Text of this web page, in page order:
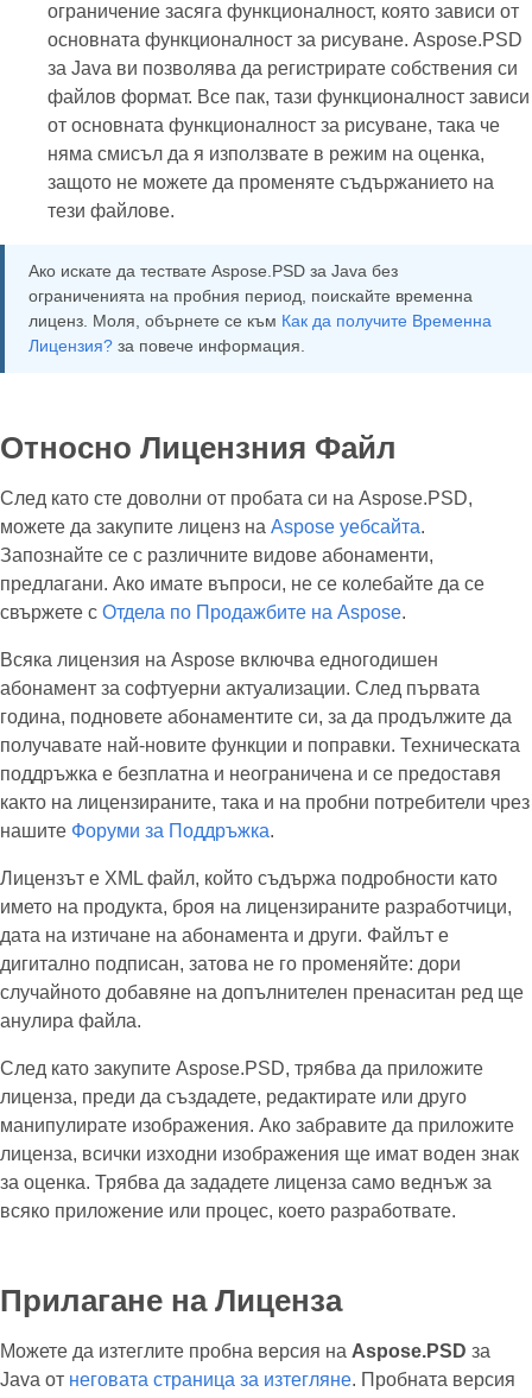
ограничение засяга функционалност, която зависи от
основната функционалност за рисуване. Aspose.PSD
за Java ви позволява да регистрирате собствения си
файлов формат. Все пак, тази функционалност зависи
от основната функционалност за рисуване, така че
няма смисъл да я използвате в режим на оценка,
защото не можете да променяте съдържанието на
тези файлове.
Ако искате да тествате Aspose.PSD за Java без
ограниченията на пробния период, поискайте временна
лиценз. Моля, обърнете се към Как да получите Временна
Лицензия? за повече информация.
Относно Лицензния Файл
След като сте доволни от пробата си на Aspose.PSD,
можете да закупите лиценз на Aspose уебсайта.
Запознайте се с различните видове абонаменти,
предлагани. Ако имате въпроси, не се колебайте да се
свържете с Отдела по Продажбите на Aspose.
Всяка лицензия на Aspose включва едногодишен
абонамент за софтуерни актуализации. След първата
година, подновете абонаментите си, за да продължите да
получавате най-новите функции и поправки. Техническата
поддръжка е безплатна и неограничена и се предоставя
както на лицензираните, така и на пробни потребители чрез
нашите Форуми за Поддръжка.
Лицензът е XML файл, който съдържа подробности като
името на продукта, броя на лицензираните разработчици,
дата на изтичане на абонамента и други. Файлът е
дигитално подписан, затова не го променяйте: дори
случайното добавяне на допълнителен пренаситан ред ще
анулира файла.
След като закупите Aspose.PSD, трябва да приложите
лиценза, преди да създадете, редактирате или друго
манипулирате изображения. Ако забравите да приложите
лиценза, всички изходни изображения ще имат воден знак
за оценка. Трябва да зададете лиценза само веднъж за
всяко приложение или процес, което разработвате.
Прилагане на Лиценза
Можете да изтеглите пробна версия на Aspose.PSD за
Java от неговата страница за изтегляне. Пробната версия